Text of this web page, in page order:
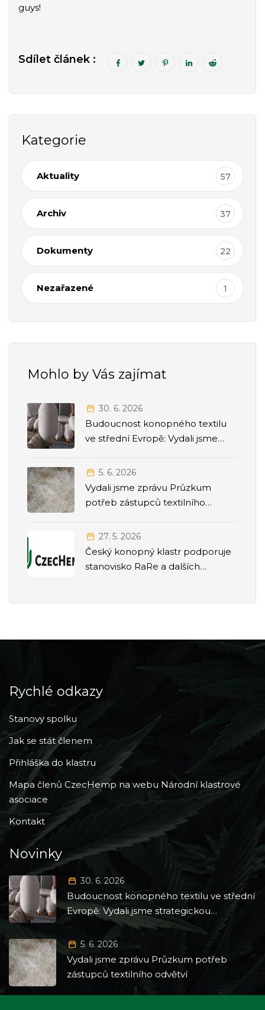
guys!
Sdílet článek :
Kategorie
Aktuality 57
Archiv 37
Dokumenty 22
Nezařazené 1
Mohlo by Vás zajímat
30. 6. 2026
Budoucnost konopného textilu
ve střední Evropě: Vydali jsme
20355. 6. 2026
Vydali jsme zprávu Průzkum
potřeb zástupců textilního
27. 5. 2026
Český konopný klastr podporuje
stanovisko RaRe a dalších
Rychlé odkazy
Stanovy spolku
Jak se stát členem
Přihláška do klastru
Mapa členů CzecHemp na webu Národní klastrové
asociace
Kontakt
Novinky
30. 6. 2026
Budoucnost konopného textilu ve střední
Evropě: Vydali jsme strategickou
Roadmapu 2026–2035
5. 6. 2026
Vydali jsme zprávu Průzkum potřeb
zástupců textilního odvětví